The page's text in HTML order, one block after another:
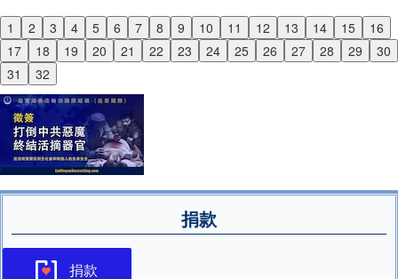
1 2 3 4 5 6 7 8 9 10 11 12 13 14 15
16
17
18 19 20 21 22 23 24 25 26 27 28 29
30
31
32
Previous
Next
捐款
捐款